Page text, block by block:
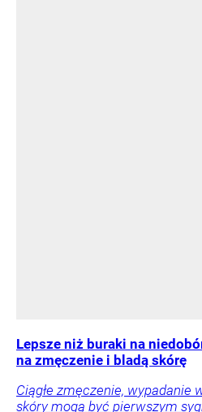
Lepsze niż buraki na
na zmęczenie i bladą skórę
Ciągłe zmęczenie, wypadanie
skóry mogą być pierwszym